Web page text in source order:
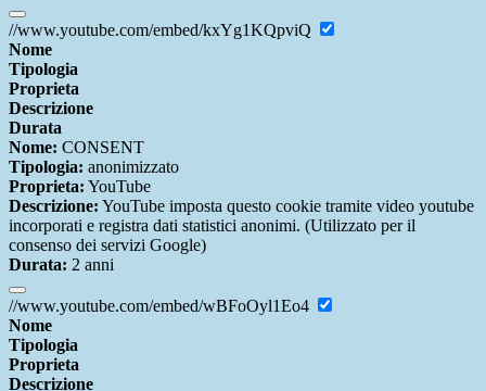
//www.youtube.com/embed/kxYg1KQpviQ
Nome
Tipologia
Proprieta
Descrizione
Durata
Nome: CONSENT
Tipologia: anonimizzato
Proprieta: YouTube
Descrizione: YouTube imposta questo cookie tramite video youtube
incorporati e registra dati statistici anonimi. (Utilizzato per il
consenso dei servizi Google)
Durata: 2 anni
//www.youtube.com/embed/wBFoOyl1Eo4
Nome
Tipologia
Proprieta
Descrizione